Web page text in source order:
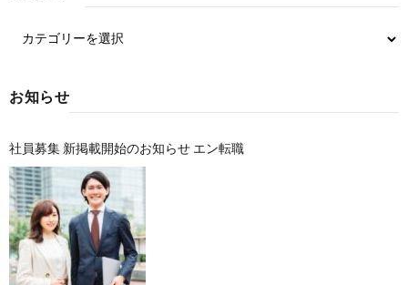
お知らせ
社員募集 新掲載開始のお知らせ エン転職